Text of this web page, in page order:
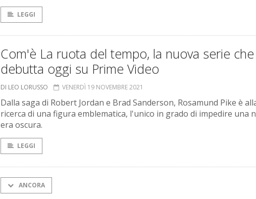
LEGGI
Com'è La ruota del tempo, la nuova serie che
debutta oggi su Prime Video
DI LEO LORUSSO VENERDÌ 19 NOVEMBRE 2021
Dalla saga di Robert Jordan e Brad Sanderson, Rosamund Pike è
ricerca di una figura emblematica, l'unico in grado di impedire una
era oscura.
LEGGI
ANCORA